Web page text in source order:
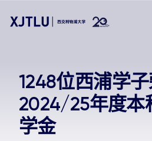
招生
科研
1248位西浦学
2024/25年度本
学金